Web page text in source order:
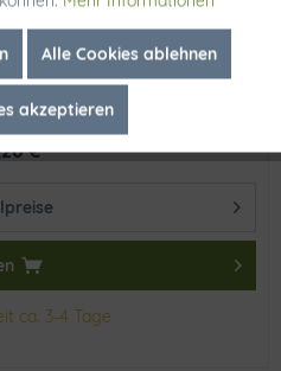
2019
€ *
ca. 3-4 Tage
Inaktiv
Alle Cookies ablehnen
akzeptieren